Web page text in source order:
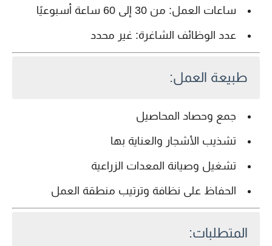
ساعات العمل: من 30 إلى 60 ساعة أسبوعيًا
عدد الوظائف الشاغرة: غير محدد
طبيعة العمل:
جمع وحصاد المحاصيل
تشذيب الأشجار والعناية بها
تشغيل وصيانة المعدات الزراعية
الحفاظ على نظافة وترتيب منطقة العمل
المتطلبات: